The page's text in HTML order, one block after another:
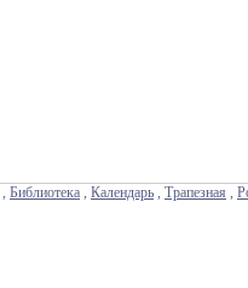
, Библиотека , Календарь , Трапезная ,